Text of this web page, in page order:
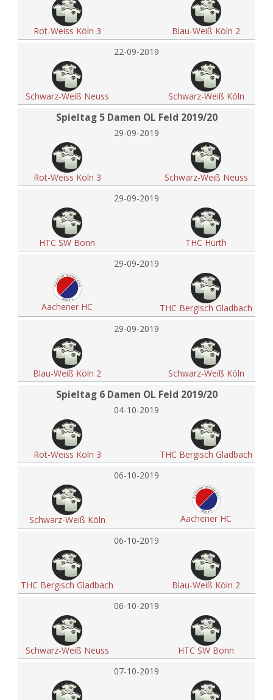
Rot-Weiss Köln 3
Blau-Weiß Köln 2
22-09-2019
Schwarz-Weiß Neuss Schwarz-Weiß Köln
Spieltag 5 Damen OL Feld 2019/20
29-09-2019
Rot-Weiss Köln 3
Schwarz-Weiß Neuss
29-09-2019
HTC SW Bonn
THC Hürth
29-09-2019
Aachener HC
THC Bergisch Gladbach
29-09-2019
Blau-Weiß Köln 2 Schwarz-Weiß Köln
Spieltag 6 Damen OL Feld 2019/20
04-10-2019
Rot-Weiss Köln 3
THC Bergisch Gladbach
06-10-2019
Schwarz-Weiß Köln
Aachener HC
06-10-2019
THC Bergisch Gladbach
Blau-Weiß Köln 2
06-10-2019
Schwarz-Weiß Neuss
HTC SW Bonn
07-10-2019